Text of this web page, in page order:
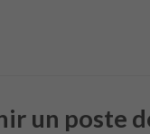
un poste